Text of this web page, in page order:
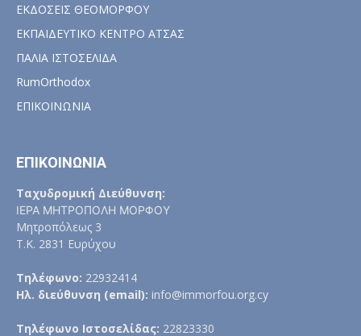
ΕΚΔΟΣΕΙΣ ΘΕΟΜΟΡΦΟΥ
ΕΚΠΑΙΔΕΥΤΙΚΟ ΚΕΝΤΡΟ ΑΤΣΑΣ
ΠΑΛΙΑ ΙΣΤΟΣΕΛΙΔΑ
RumOrthodox
ΕΠΙΚΟΙΝΩΝΙΑ
ΕΠΙΚΟΙΝΩΝΙΑ
Ταχυδρομική Διεύθυνση:
ΙΕΡΑ ΜΗΤΡΟΠΟΛΗ ΜΟΡΦΟΥ
Μητροπόλεως 3
Τ.Κ. 2831 Ευρύχου
Τηλέφωνο: 22932414
Ηλ. διεύθυνση (email): info@immorfou.org.cy
Τηλέφωνο Ιστοσελίδας: 22823330